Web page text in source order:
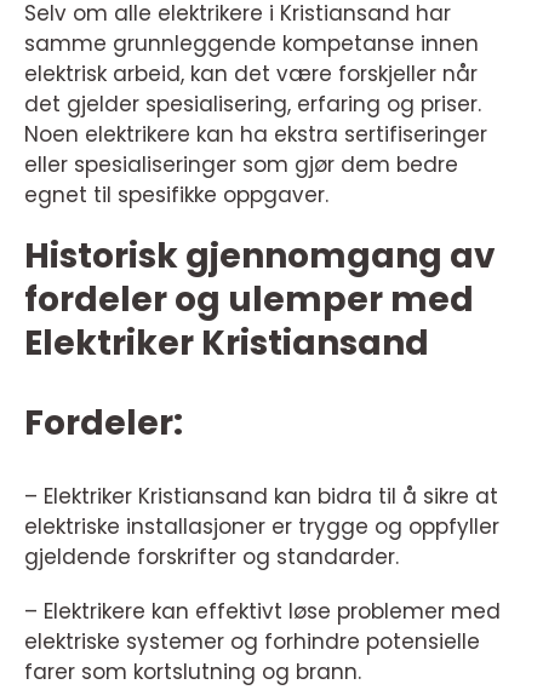
Selv om alle elektrikere i Kristiansand har
samme grunnleggende kompetanse innen
elektrisk arbeid, kan det være forskjeller når
det gjelder spesialisering, erfaring og priser.
Noen elektrikere kan ha ekstra sertifiseringer
eller spesialiseringer som gjør dem bedre
egnet til spesifikke oppgaver.
Historisk gjennomgang av
fordeler og ulemper med
Elektriker Kristiansand
Fordeler:
– Elektriker Kristiansand kan bidra til å sikre at
elektriske installasjoner er trygge og oppfyller
gjeldende forskrifter og standarder.
– Elektrikere kan effektivt løse problemer med
elektriske systemer og forhindre potensielle
farer som kortslutning og brann.